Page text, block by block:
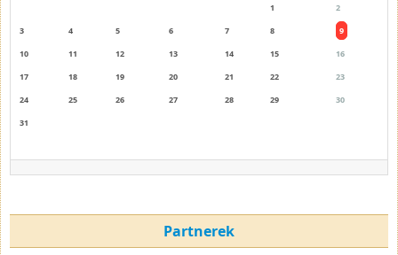
1
2
3
4 5 6 7 8
9
10
11 12 13 14 15
16
17
18 19 20 21 22
23
24
25 26 27 28 29
30
31
Partnerek